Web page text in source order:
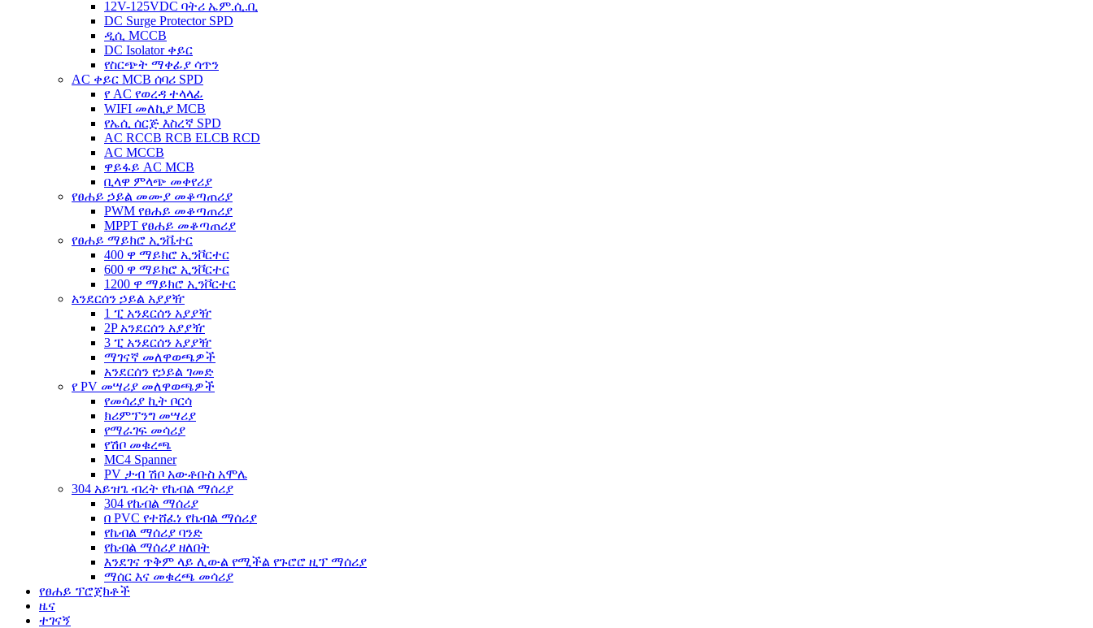
12V-125VDC ባትሪ ኤም.ሲ.ቢ
DC Surge Protector SPD
ዲሲ MCCB
DC Isolator ቀይር
የስርጭት ማቀፊያ ሳጥን
AC ቀይር MCB ሰባሪ SPD
የ AC የወረዳ ተላላፊ
WIFI መለኪያ MCB
የኤሲ ሰርጅ እስረኛ SPD
AC RCCB RCB ELCB RCD
AC MCCB
ዋይፋይ AC MCB
ቢላዋ ምላጭ መቀየሪያ
የፀሐይ ኃይል መሙያ መቆጣጠሪያ
PWM የፀሐይ መቆጣጠሪያ
MPPT የፀሐይ መቆጣጠሪያ
የፀሐይ ማይክሮ ኢንቬተር
400 ዋ ማይክሮ ኢንቮርተር
600 ዋ ማይክሮ ኢንቮርተር
1200 ዋ ማይክሮ ኢንቮርተር
አንደርሰን ኃይል አያያዥ
1 ፒ አንደርሰን አያያዥ
2P አንደርሰን አያያዥ
3 ፒ አንደርሰን አያያዥ
ማገናኛ መለዋወጫዎች
አንደርሰን የኃይል ገመድ
የ PV መሣሪያ መለዋወጫዎች
የመሳሪያ ኪት ቦርሳ
ክሪምፕንግ መሣሪያ
የማራገፍ መሳሪያ
የሽቦ መቁረጫ
MC4 Spanner
PV ታብ ሽቦ አውቶቡስ አሞሌ
304 አይዝጌ ብረት የኬብል ማሰሪያ
304 የኬብል ማሰሪያ
በ PVC የተሸፈነ የኬብል ማሰሪያ
የኬብል ማሰሪያ ባንድ
የኬብል ማሰሪያ ዘለበት
እንደገና ጥቅም ላይ ሊውል የሚችል የጉሮሮ ዚፕ ማሰሪያ
ማሰር እና መቁረጫ መሳሪያ
የፀሐይ ፕሮጀክቶች
ዜና
ተገናኝ